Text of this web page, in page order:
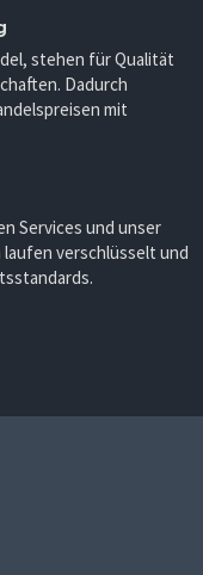
stehen für Qualität
Dadurch
mit
Services und unser
verschlüsselt und